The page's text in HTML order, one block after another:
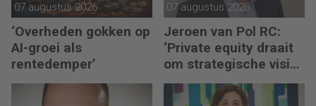
07 augustus 2026
‘Overheden gokken op
AI-groei als
rentedemper’
07 augustus 2026
Jeroen van Pol RC:
‘Private equity draait
om strategische visie
én operational
excellence’